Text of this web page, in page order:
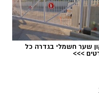
להוביל את תחום
שער חשמלי בגדרה כל
>>>